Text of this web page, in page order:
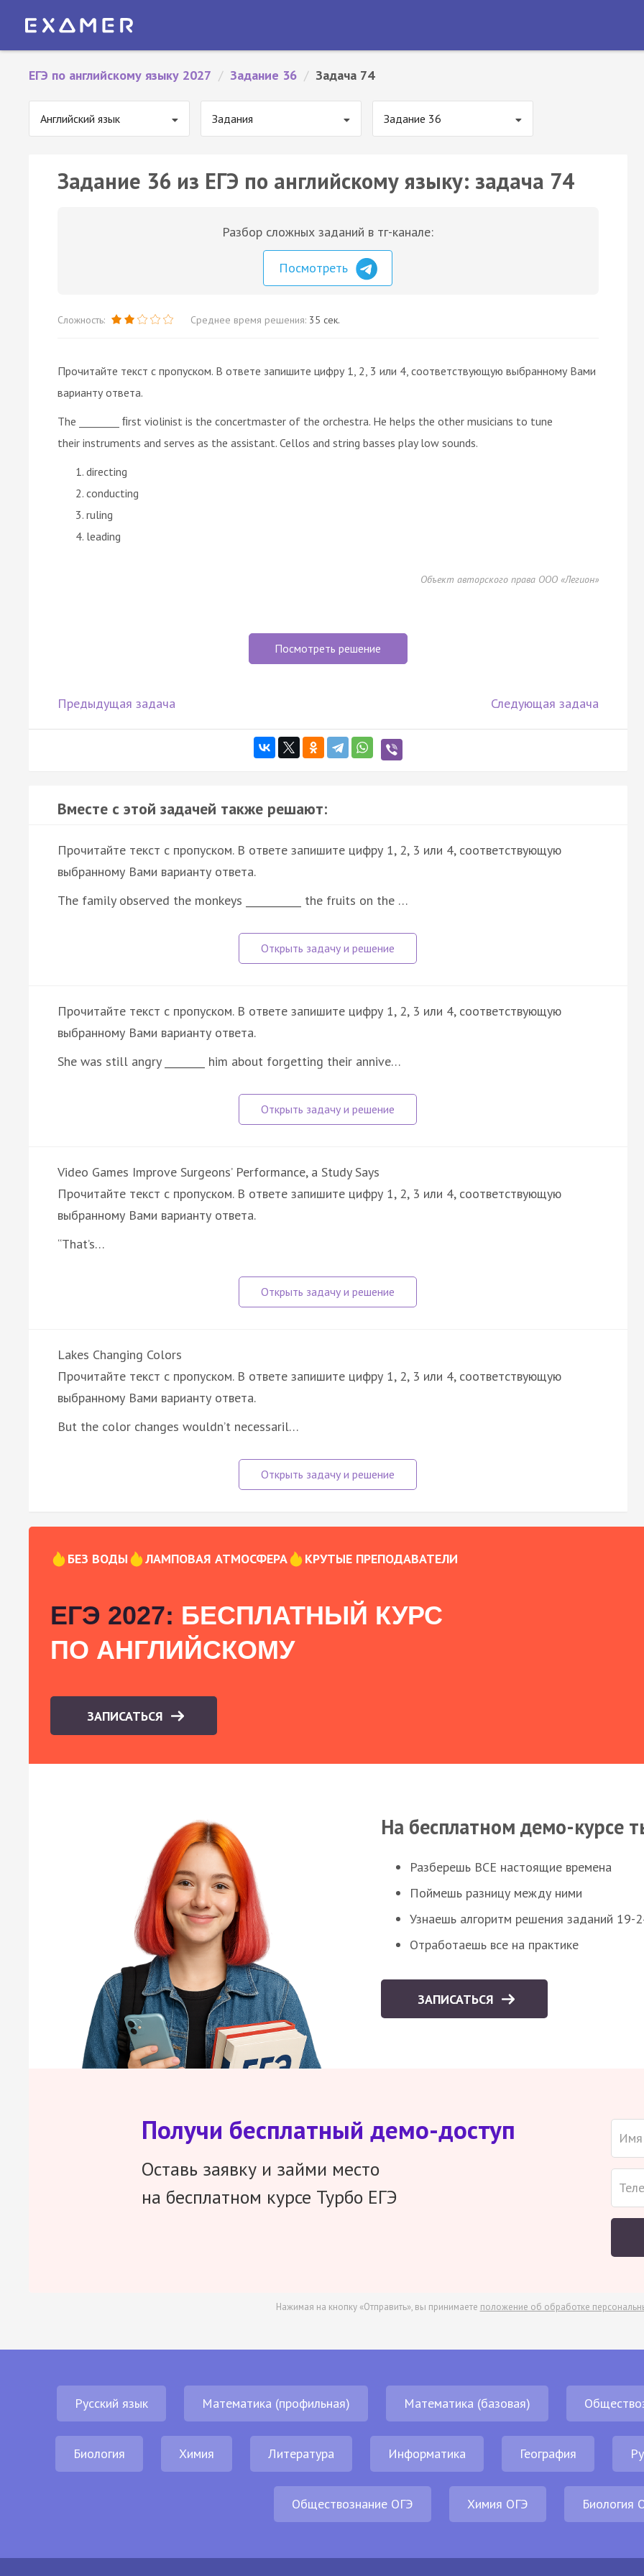
ЕГЭ по английскому языку 2027 / Задание 36 / Задача 74
Английский язык Задания Задание 36
Задание 36 из ЕГЭ по английскому языку: задача 74
Разбор сложных заданий в тг-канале:
Посмотреть
Сложность: Среднее время решения: 35 сек.
Прочитайте текст с пропуском. В ответе запишите цифру 1, 2, 3 или 4, соответствующую выбранному Вами
варианту ответа.
The ________ ﬁrst violinist is the concertmaster of the orchestra. He helps the other musicians to tune
their instruments and serves as the assistant. Cellos and string basses play low sounds.
directing
conducting
ruling
leading
Объект авторского права ООО «Легион»
Посмотреть решение
Предыдущая задача Следующая задача
Вместе с этой задачей также решают:
Прочитайте текст с пропуском. В ответе запишите цифру 1, 2, 3 или 4, соответствующую
выбранному Вами варианту ответа.
The family observed the monkeys ___________ the fruits on the …
Прочитайте текст с пропуском. В ответе запишите цифру 1, 2, 3 или 4, соответствующую
выбранному Вами варианту ответа.
She was still angry ________ him about forgetting their annive…
Video Games Improve Surgeons’ Performance, a Study Says
Прочитайте текст с пропуском. В ответе запишите цифру 1, 2, 3 или 4, соответствующую
выбранному Вами варианту ответа.
“That’s…
Lakes Changing Colors
Прочитайте текст с пропуском. В ответе запишите цифру 1, 2, 3 или 4, соответствующую
выбранному Вами варианту ответа.
But the color changes wouldn’t necessaril…
БЕЗ ВОДЫ ЛАМПОВАЯ АТМОСФЕРА КРУТЫЕ ПРЕПОДАВАТЕЛИ
ЕГЭ 2027: БЕСПЛАТНЫЙ КУРС
ПО АНГЛИЙСКОМУ
ЗАПИСАТЬСЯ
На бесплатном демо-курсе
Разберешь ВСЕ настоящие времена
Поймешь разницу между ними
Узнаешь алгоритм решения заданий 19-
Отработаешь все на практике
ЗАПИСАТЬСЯ
Получи бесплатный демо-доступ
Оставь заявку и займи место
на бесплатном курсе Турбо ЕГЭ
Нажимая на кнопку «Отправить», вы принимаете положение об обработке
Русский язык Математика (профильная) Математика (базовая)
Биология Химия Литература Информатика География
Обществознание ОГЭ Химия ОГЭ Биология